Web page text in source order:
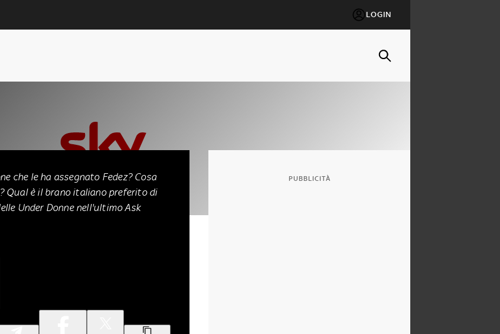
LOGIN
che le ha assegnato Fedez? Cosa
Qual è il brano italiano preferito di
Under Donne nell'ultimo Ask
PUBBLICITÀ